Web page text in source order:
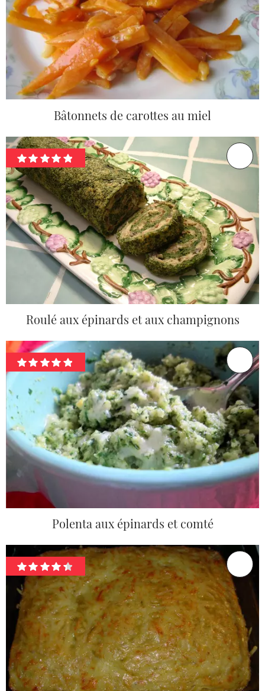
Bâtonnets de carottes au miel
Roulé aux épinards et aux champignons
Polenta aux épinards et comté